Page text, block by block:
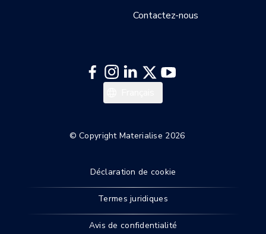
Contactez-nous
© Copyright Materialise 2026
Déclaration de cookie
Termes juridiques
Avis de confidentialité